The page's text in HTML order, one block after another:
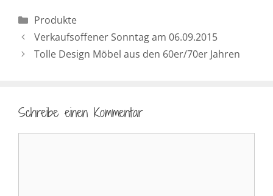
Kategorien
Produkte
Verkaufsoffener Sonntag am 06.09.2015
Tolle Design Möbel aus den 60er/70er Jahren
Schreibe einen Kommentar